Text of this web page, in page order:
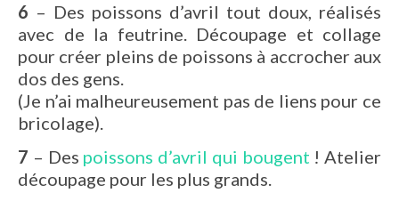
6 – Des poissons d’avril tout doux, réalisés
avec de la feutrine. Découpage et collage
pour créer pleins de poissons à accrocher aux
dos des gens.
(Je n’ai malheureusement pas de liens pour ce
bricolage).
7 – Des poissons d’avril qui bougent ! Atelier
découpage pour les plus grands.